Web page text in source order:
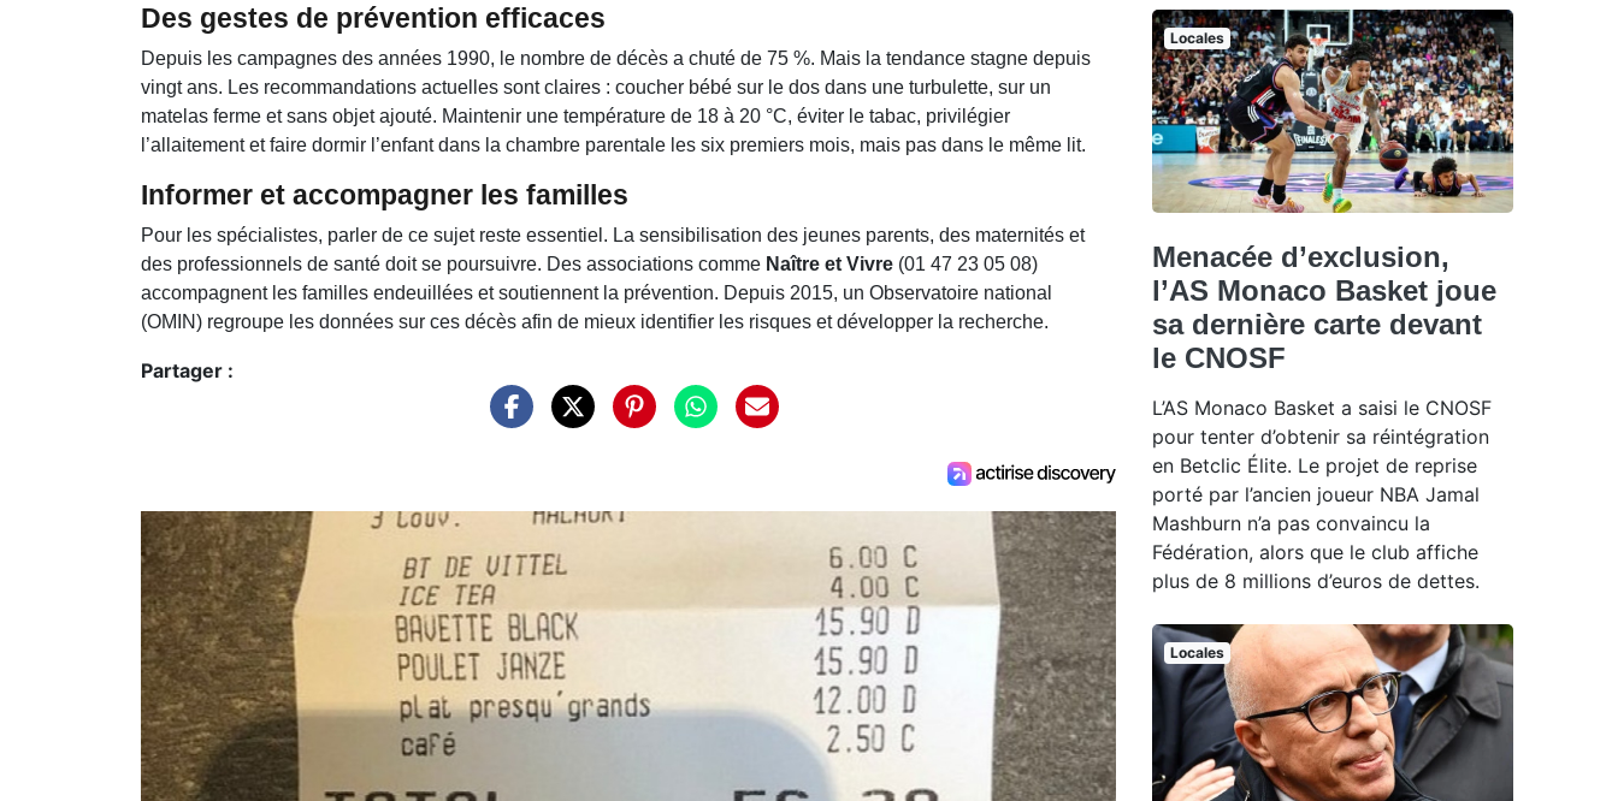
Des gestes de prévention efficaces
Depuis les campagnes des années 1990, le nombre de décès a chuté de 75 %. Mais la tendance stagne depuis
vingt ans. Les recommandations actuelles sont claires : coucher bébé sur le dos dans une turbulette, sur un
matelas ferme et sans objet ajouté. Maintenir une température de 18 à 20 °C, éviter le tabac, privilégier
l’allaitement et faire dormir l’enfant dans la chambre parentale les six premiers mois, mais pas dans le même lit.
Informer et accompagner les familles
Pour les spécialistes, parler de ce sujet reste essentiel. La sensibilisation des jeunes parents, des maternités et
des professionnels de santé doit se poursuivre. Des associations comme Naître et Vivre (01 47 23 05 08)
accompagnent les familles endeuillées et soutiennent la prévention. Depuis 2015, un Observatoire national
(OMIN) regroupe les données sur ces décès afin de mieux identifier les risques et développer la recherche.
Partager :
Locales
Menacée d’exclusion,
l’AS Monaco Basket joue
sa dernière carte devant
le CNOSF
L’AS Monaco Basket a saisi le CNOSF
pour tenter d’obtenir sa réintégration
en Betclic Élite. Le projet de reprise
porté par l’ancien joueur NBA Jamal
Mashburn n’a pas convaincu la
Fédération, alors que le club affiche
plus de 8 millions d’euros de dettes.
Locales